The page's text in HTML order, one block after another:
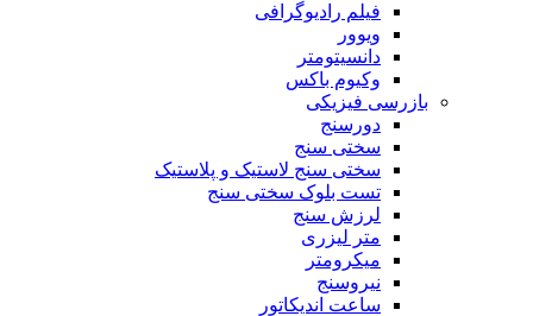
فیلم رادیوگرافی
ویوور
دانسیتومتر
وکیوم باکس
بازرسی فیزیکی
دورسنج
سختی سنج
سختی سنج لاستیک و پلاستیک
تست بلوک سختی سنج
لرزش سنج
متر لیزری
میکرومتر
نیروسنج
ساعت اندیکاتور